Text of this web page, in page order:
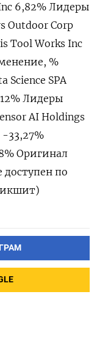
6,82% Лидеры
Outdoor Corp
Tool Works Inc
%
Science SPA
Лидеры
AI Holdings
-33,27%
Оригинал
по